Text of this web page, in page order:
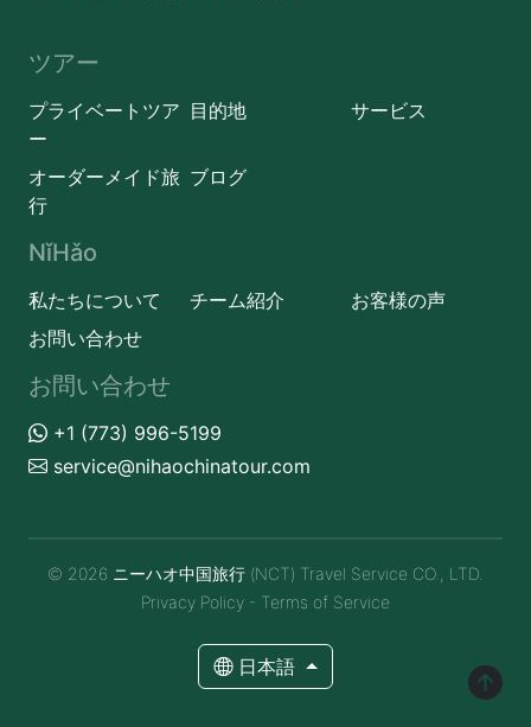
ツアー
プライベートツア
ー
目的地 サービス
オーダーメイド旅
行
ブログ
NǐHǎo
私たちについて チーム紹介
お客様の声
お問い合わせ
お問い合わせ
+1 (773) 996-5199
service@nihaochinatour.com
© 2026 ニーハオ中国旅行 (NCT) Travel Service CO., LTD.
Privacy Policy - Terms of Service
日本語